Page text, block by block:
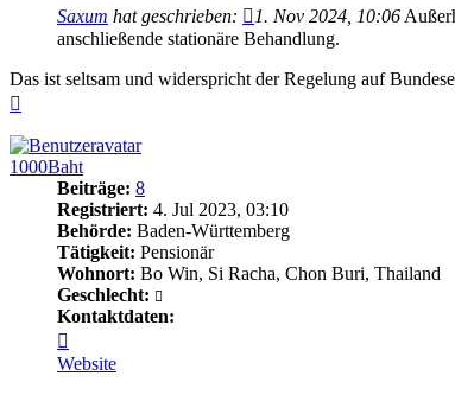
Saxum hat geschrieben: 1. Nov 2024, 10:06
anschließende stationäre Behandlung.
Das ist seltsam und widerspricht der Regelung auf
1000Baht
Beiträge: 8
Registriert: 4. Jul 2023, 03:10
Behörde: Baden-Württemberg
Tätigkeit: Pensionär
Wohnort: Bo Win, Si Racha, Chon Buri, Thailand
Geschlecht:
Kontaktdaten:
von
1000Baht
Website